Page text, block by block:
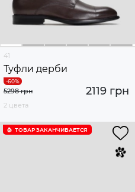
41
Туфли дерби
2119 грн
5298 грн
2 цвета
ТОВАР ЗАКАНЧИВАЕТСЯ